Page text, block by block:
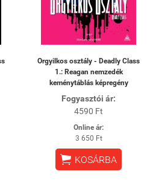
Orgyilkos osztály - Deadly Class
1.: Reagan nemzedék
keménytáblás képregény
Fogyasztói ár:
4590 Ft
Online ár:
3 650 Ft
 KOSÁRBA